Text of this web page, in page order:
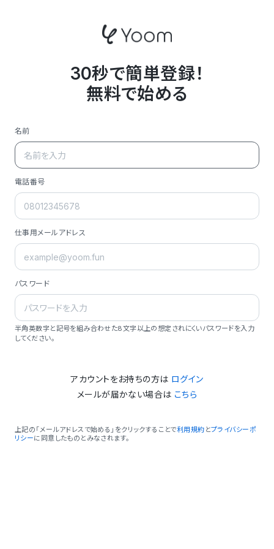
30秒で簡単登録！
無料で始める
名前
電話番号
仕事用メールアドレス
パスワード
半角英数字と記号を組み合わせた8文字以上の想定されにくいパスワードを入力
してください。
アカウントをお持ちの方は ログイン
メールが届かない場合は こちら
上記の「メールアドレスで始める」をクリックすることで利用規約 とプライバシーポ
リシーに同意したものとみなされます。